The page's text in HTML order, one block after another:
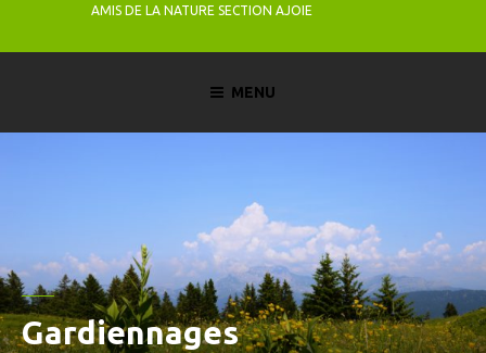
AMIS DE LA NATURE SECTION AJOIE
MENU
Gardiennages